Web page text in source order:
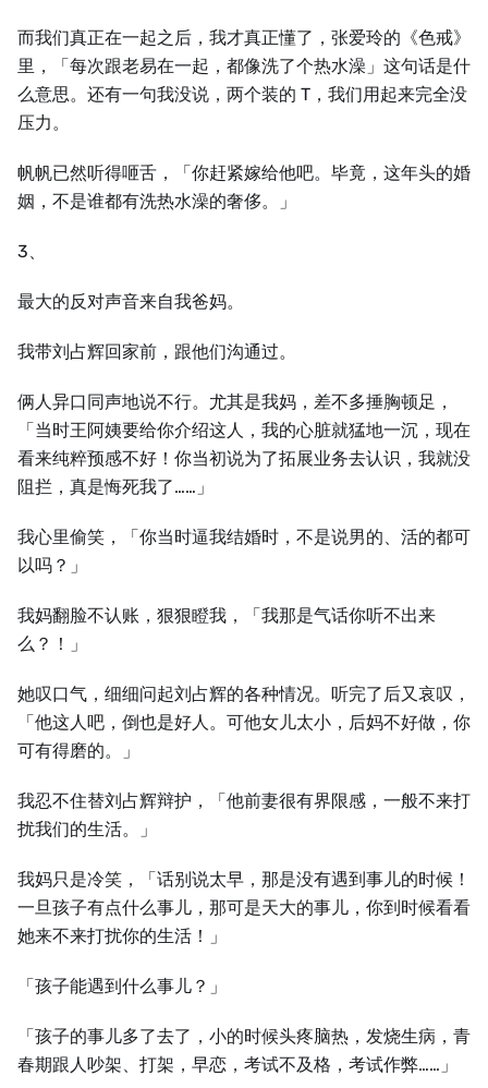
而我们真正在一起之后，我才真正懂了，张爱玲的《色戒》
里，「每次跟老易在一起，都像洗了个热水澡」这句话是什
么意思。还有一句我没说，两个装的 T，我们用起来完全没
压力。
帆帆已然听得咂舌，「你赶紧嫁给他吧。毕竟，这年头的婚
姻，不是谁都有洗热水澡的奢侈。」
3、
最大的反对声音来自我爸妈。
我带刘占辉回家前，跟他们沟通过。
俩人异口同声地说不行。尤其是我妈，差不多捶胸顿足，
「当时王阿姨要给你介绍这人，我的心脏就猛地一沉，现在
看来纯粹预感不好！你当初说为了拓展业务去认识，我就没
阻拦，真是悔死我了……」
我心里偷笑，「你当时逼我结婚时，不是说男的、活的都可
以吗？」
我妈翻脸不认账，狠狠瞪我，「我那是气话你听不出来
么？！」
她叹口气，细细问起刘占辉的各种情况。听完了后又哀叹，
「他这人吧，倒也是好人。可他女儿太小，后妈不好做，你
可有得磨的。」
我忍不住替刘占辉辩护，「他前妻很有界限感，一般不来打
扰我们的生活。」
我妈只是冷笑，「话别说太早，那是没有遇到事儿的时候！
一旦孩子有点什么事儿，那可是天大的事儿，你到时候看看
她来不来打扰你的生活！」
「孩子能遇到什么事儿？」
「孩子的事儿多了去了，小的时候头疼脑热，发烧生病，青
春期跟人吵架、打架，早恋，考试不及格，考试作弊……」